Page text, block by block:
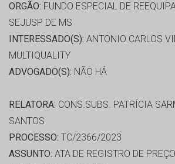
ORGÃO: FUNDO ESPECIAL DE
SEJUSP DE MS
INTERESSADO(S): ANTONIO CARLOS
MULTIQUALITY
ADVOGADO(S): NÃO HÁ
RELATORA: CONS.SUBS. PATRÍCIA
SANTOS
PROCESSO: TC/2366/2023
ASSUNTO: ATA DE REGISTRO DE